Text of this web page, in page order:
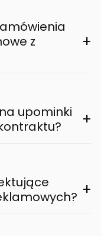
z
+
upominki
+
+